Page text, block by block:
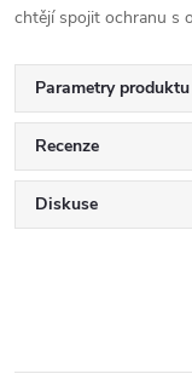
chtějí spojit ochranu s
Parametry produktu
Recenze
Diskuse